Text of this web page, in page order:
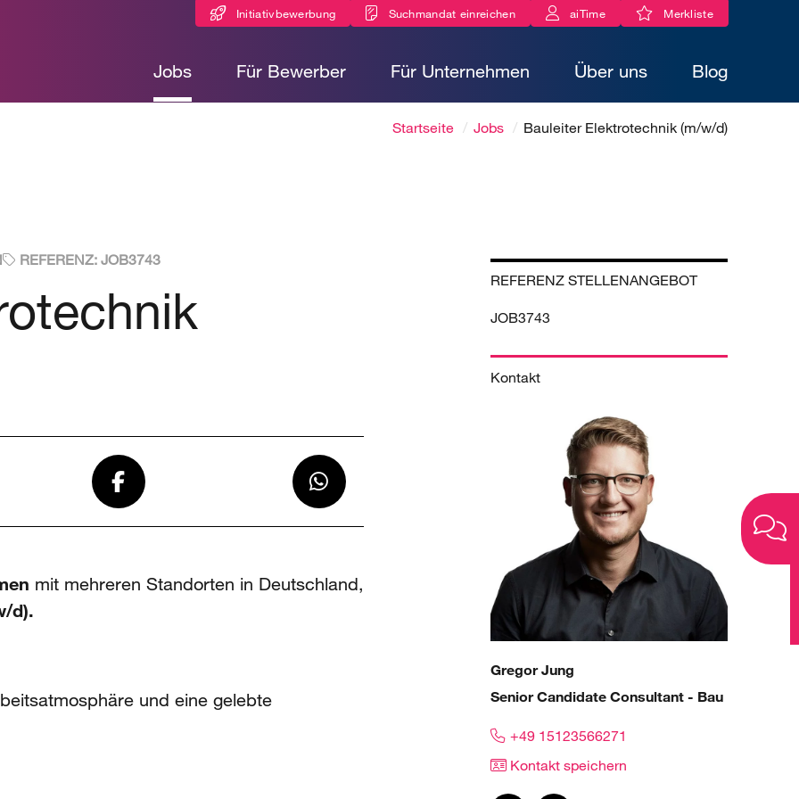
Initiativbewerbung Suchmandat einreichen aiTime Merkliste
Jobs Für Bewerber Für Unternehmen Über uns Blog
Startseite Jobs Bauleiter Elektrotechnik (m/w/d)
REFERENZ: JOB3743
mit mehreren Standorten in Deutschland,
d).
und eine gelebte
REFERENZ STELLENANGEBOT
JOB3743
Kontakt
Gregor Jung
Senior Candidate Consultant - Bau
+49 15123566271
Kontakt speichern